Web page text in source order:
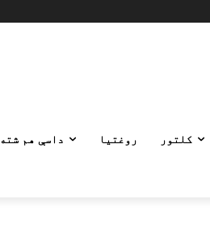
کلتور روغتیا داسې هم شته